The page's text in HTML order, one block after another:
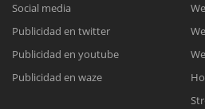
Reunión
Nuestros ejecutivos le enviarán un
Meet para la
Complete el formulario y nos
Chat
para enviarnos un correo
Social media
Publicidad en twitter
Publicidad en youtube
Publicidad en waze